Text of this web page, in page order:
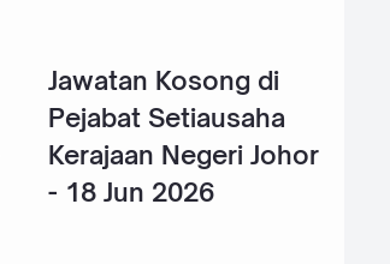
Jawatan Kosong di
Pejabat Setiausaha
Kerajaan Negeri Johor
- 18 Jun 2026